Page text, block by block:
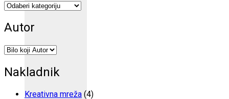
Autor
Nakladnik
Kreativna mreža (4)